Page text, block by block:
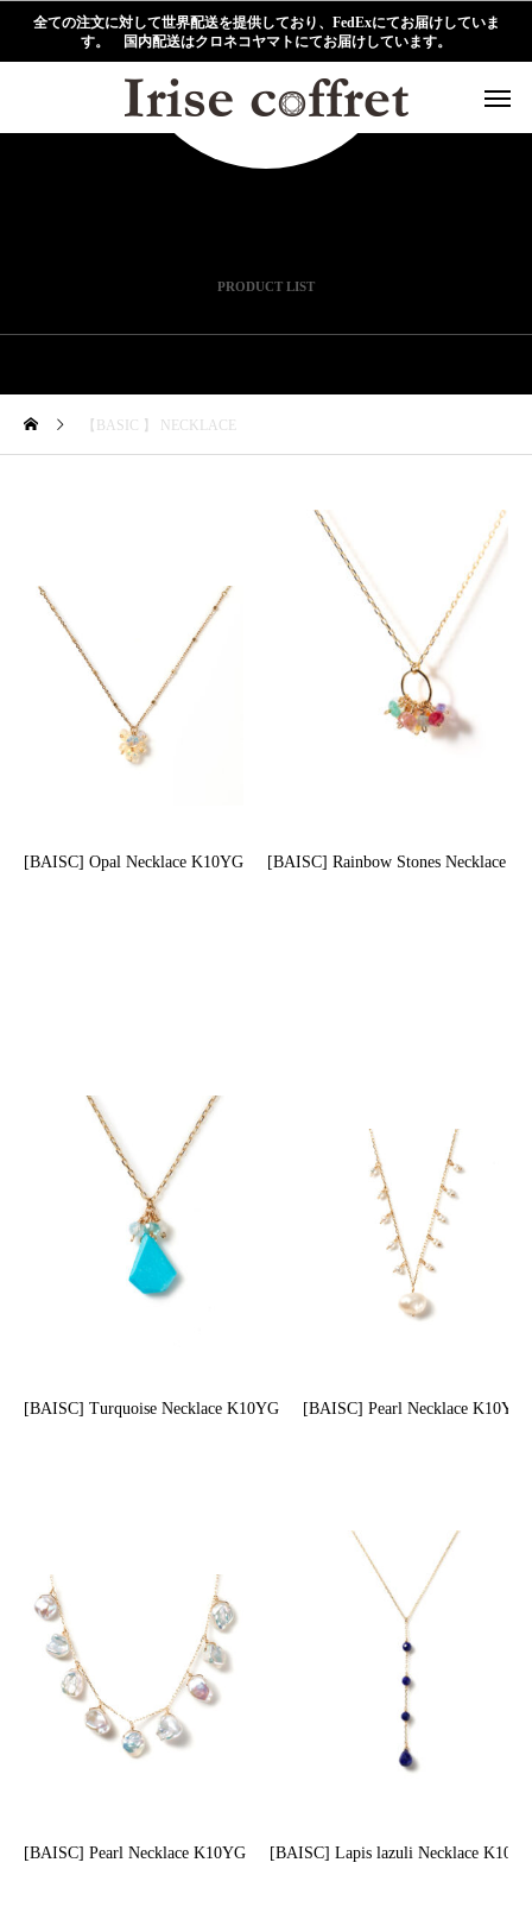
全ての注文に対して世界配送を提供しており、FedExにてお届けしていま
す。 国内配送はクロネコヤマトにてお届けしています。
【BASIC 】 NECKLACE
[BAISC] Opal Necklace K10YG [BAISC] Rainbow Stones Necklace
[BAISC] Turquoise Necklace K10YG [BAISC] Pearl Necklace K10YG
[BAISC] Pearl Necklace K10YG [BAISC] Lapis lazuli Necklace